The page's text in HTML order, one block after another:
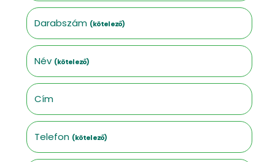
Darabszám (kötelező)
Név (kötelező)
Cím
Telefon (kötelező)